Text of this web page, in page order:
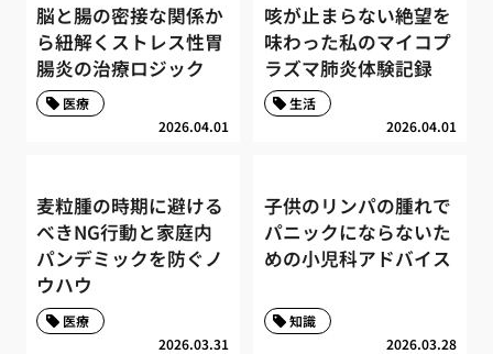
脳と腸の密接な関係か
ら紐解くストレス性胃
腸炎の治療ロジック
2026.04.01
医療
咳が止まらない絶望を
味わった私のマイコプ
ラズマ肺炎体験記録
2026.04.01
生活
麦粒腫の時期に避ける
べきNG行動と家庭内
パンデミックを防ぐノ
ウハウ
2026.03.31
医療
子供のリンパの腫れで
パニックにならないた
めの小児科アドバイス
2026.03.28
知識